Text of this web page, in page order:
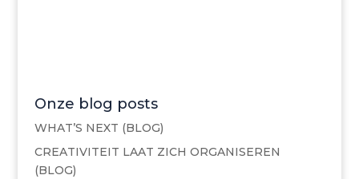
Onze blog posts
WHAT’S NEXT (BLOG)
CREATIVITEIT LAAT ZICH ORGANISEREN
(BLOG)